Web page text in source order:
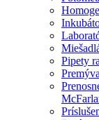
Pipety